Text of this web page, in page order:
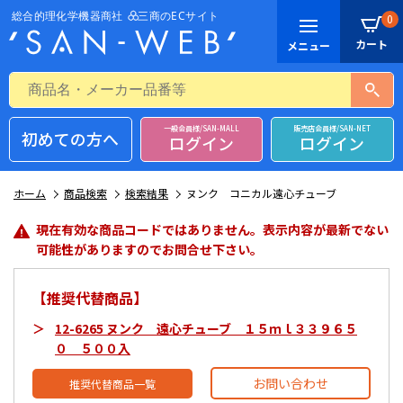
0
初めての方へ 一般会員様/SAN-MALL
ログイン
販売店会員様/SAN-NET
ログイン
ホーム 商品検索 検索結果 ヌンク コニカル遠心チューブ
現在有効な商品コードではありません。表示内容が最新でない
可能性がありますのでお問合せ下さい。
【推奨代替商品】
12-6265 ヌンク 遠心チューブ １５ｍｌ３３９６５
０ ５００入
推奨代替商品一覧 お問い合わせ